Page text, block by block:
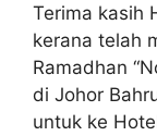
Terima kasih
kerana telah
Ramadhan
di Johor
untuk ke